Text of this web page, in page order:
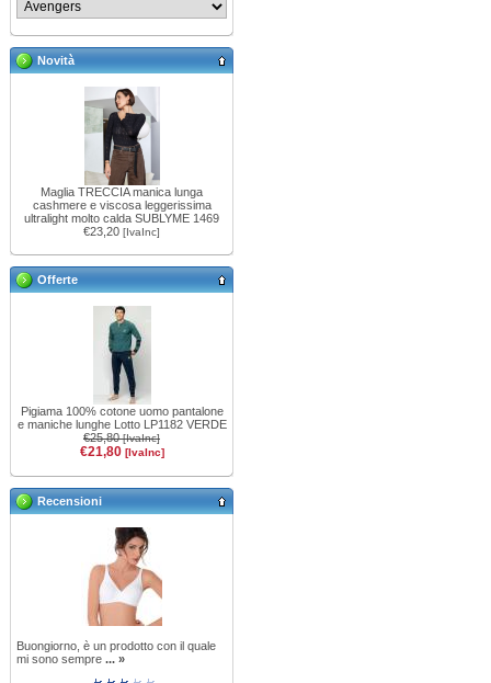
Novità
Maglia TRECCIA manica lunga
cashmere e viscosa leggerissima
ultralight molto calda SUBLYME 1469
€23,20 [IvaInc]
Offerte
Pigiama 100% cotone uomo pantalone
e maniche lunghe Lotto LP1182 VERDE
€25,80[IvaInc]
€21,80 [IvaInc]
Recensioni
Buongiorno, è un prodotto con il quale
mi sono sempre ... »